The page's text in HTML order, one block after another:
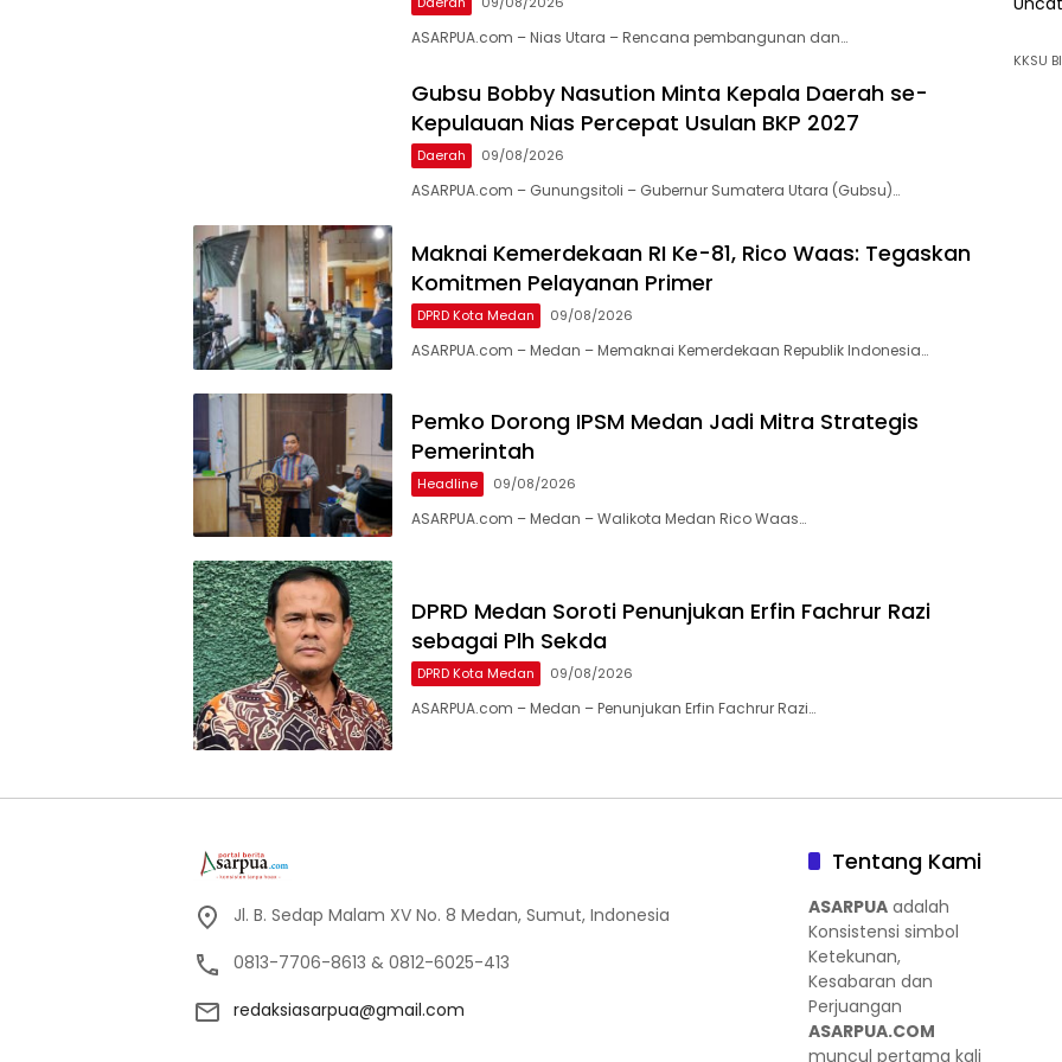
ASARPUA.com – Nias Utara – Rencana pembangunan dan…
Gubsu Bobby Nasution Minta Kepala Daerah se-
Kepulauan Nias Percepat Usulan BKP 2027
Daerah 09/08/2026
ASARPUA.com – Gunungsitoli – Gubernur Sumatera Utara (Gubsu)…
Maknai Kemerdekaan RI Ke-81, Rico Waas: Tegaskan
Komitmen Pelayanan Primer
DPRD Kota Medan 09/08/2026
ASARPUA.com – Medan – Memaknai Kemerdekaan Republik Indonesia…
Pemko Dorong IPSM Medan Jadi Mitra Strategis
Pemerintah
Headline 09/08/2026
ASARPUA.com – Medan – Walikota Medan Rico Waas…
DPRD Medan Soroti Penunjukan Erfin Fachrur Razi
sebagai Plh Sekda
DPRD Kota Medan 09/08/2026
ASARPUA.com – Medan – Penunjukan Erfin Fachrur Razi…
KKSU BI
Jl. B. Sedap Malam XV No. 8 Medan, Sumut, Indonesia
0813-7706-8613 & 0812-6025-413
redaksiasarpua@gmail.com
Tentang Kami
ASARPUA adalah
Konsistensi simbol
Ketekunan,
Kesabaran dan
Perjuangan
ASARPUA.COM
muncul pertama kali